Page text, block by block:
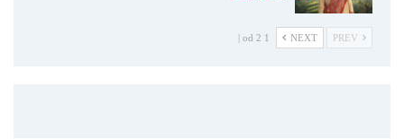
NEXT
1 od 2 |